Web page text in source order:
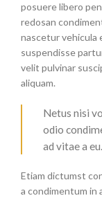
posuere libero
redosan
nascetur vehicula
suspendisse
velit pulvinar
aliquam.
Netus nisi
odio
ad vitae a eu.
Etiam dictumst
a condimentum in